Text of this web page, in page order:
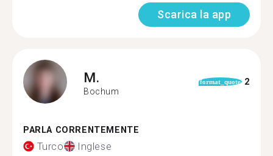
Scarica la app
M.
Bochum
format_quote 2
PARLA CORRENTEMENTE
Turco Inglese